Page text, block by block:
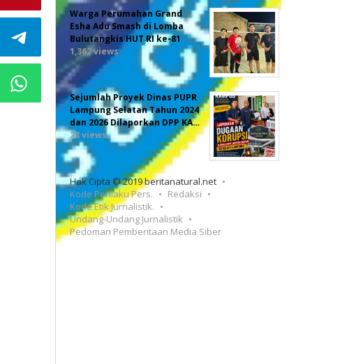
Warga Perumahan Grand
Esha Adu Smash di Lomba
Bulutangkis HUT RI ke-81
1,362 views
Sejumlah Proyek Dinas PUPR
Lampung Selatan Tahun 2024
dan 2026 Dilaporkan DPP KA…
28 views
Hak Cipta © 2019 beritanatural.net
Kode Perilaku Pers.
Redaksi
Kode Etik Jurnalistik.
Undang-Undang Jurnalistik
Pedoman Pemberitaan Media Siber